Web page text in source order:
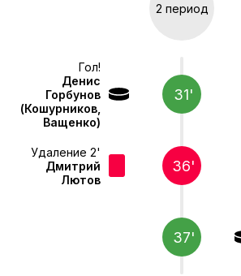
2 период
Гол!
Денис
Горбунов
(Кошурников,
Ващенко)
31'
Удаление 2'
Дмитрий
Лютов
36'
37'